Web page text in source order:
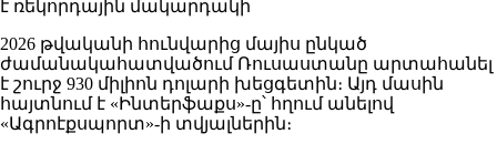
2026 թվականի հունվարից մայիս ընկած
ժամանակահատվածում Ռուսաստանը արտահանել
է շուրջ 930 միլիոն դոլարի խեցգետին։ Այդ մասին
հայտնում է «Ինտերֆաքս»-ը՝ հղում անելով
«Ագրոէքսպորտ»-ի տվյալներին։